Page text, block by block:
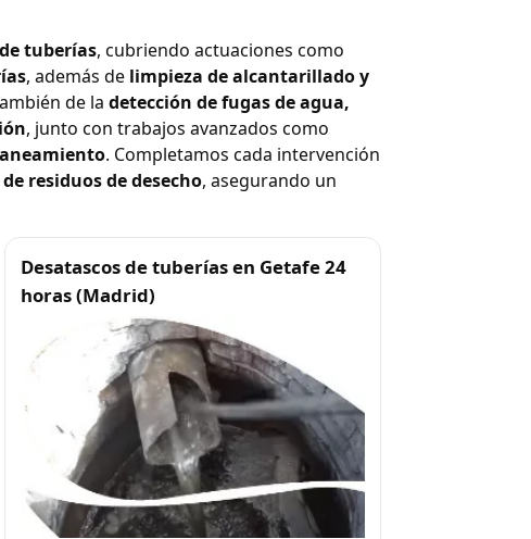
tuberías, cubriendo actuaciones como
, además de limpieza de alcantarillado y
de la detección de fugas de agua,
, junto con trabajos avanzados como
. Completamos cada intervención
residuos de desecho, asegurando un
Desatascos de tuberías en Getafe 24
horas (Madrid)